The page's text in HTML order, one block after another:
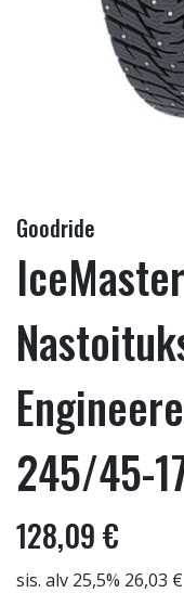
Goodride
245/45-
128,09 €
sis. alv 25,5% 26,03 €